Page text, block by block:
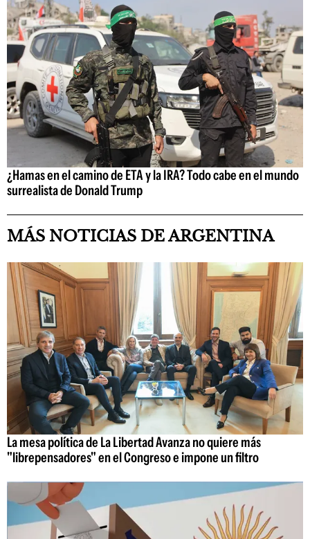
¿Hamas en el camino de ETA y la IRA? Todo cabe en el mundo
surrealista de Donald Trump
MÁS NOTICIAS DE ARGENTINA
La mesa política de La Libertad Avanza no quiere más
"librepensadores" en el Congreso e impone un filtro